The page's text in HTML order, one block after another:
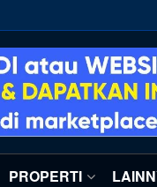
PROPERTI